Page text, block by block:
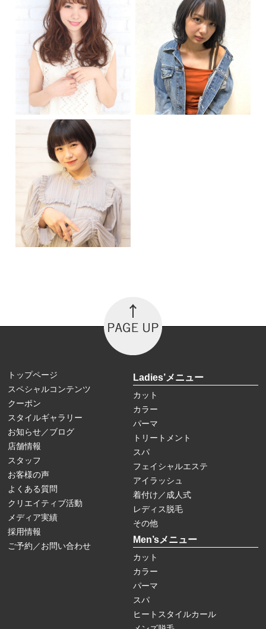
トップページ
スペシャルコンテンツ
クーポン
スタイルギャラリー
お知らせ／ブログ
店舗情報
スタッフ
お客様の声
よくある質問
クリエイティブ活動
メディア実績
採用情報
ご予約／お問い合わせ
Ladies’メニュー
カット
カラー
パーマ
トリートメント
スパ
フェイシャルエステ
アイラッシュ
着付け／成人式
レディス脱毛
その他
Men’sメニュー
カット
カラー
パーマ
スパ
ヒートスタイルカール